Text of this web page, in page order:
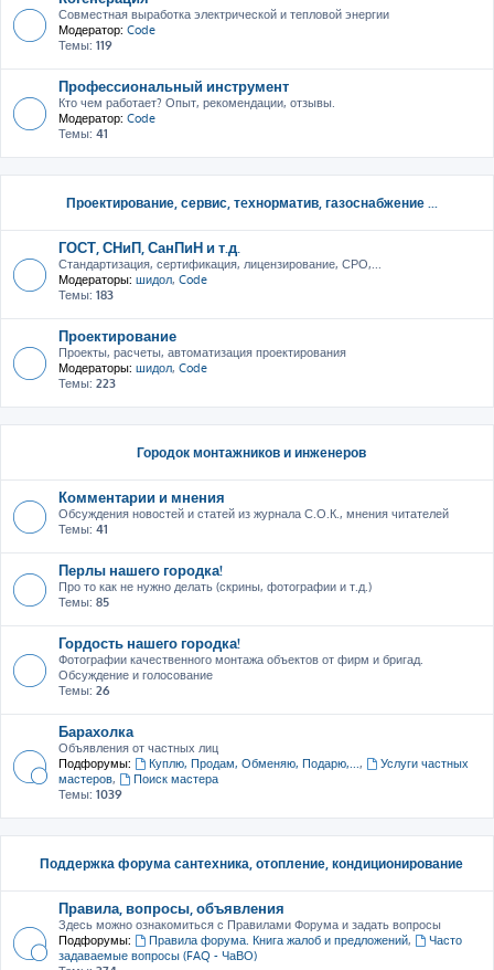
Совместная выработка электрической и тепловой энергии
Модератор: Code
Темы: 119
Профессиональный инструмент
Кто чем работает? Опыт, рекомендации, отзывы.
Модератор: Code
Темы: 41
Проектирование, сервис, тeхнорматив, газоснабжение ...
ГОСТ, СНиП, СанПиН и т.д.
Стандартизация, сертификация, лицензирование, СРО,...
Модераторы: шидол, Code
Темы: 183
Проектирование
Проекты, расчеты, автоматизация проектирования
Модераторы: шидол, Code
Темы: 223
Городок монтажников и инженеров
Комментарии и мнения
Обсуждения новостей и статей из журнала С.О.К., мнения читателей
Темы: 41
Перлы нашего городка!
Про то как не нужно делать (скрины, фотографии и т.д.)
Темы: 85
Гордость нашего городка!
Фотографии качественного монтажа объектов от фирм и бригад.
Обсуждение и голосование
Темы: 26
Барахолка
Объявления от частных лиц
Подфорумы:
Куплю, Продам, Обменяю, Подарю,...,
Услуги частных
мастеров,
Поиск мастера
Темы: 1039
Поддержка форума сантехника, отопление, кондиционирование
Правила, вопросы, объявления
Здесь можно ознакомиться с Правилами Форума и задать вопросы
Подфорумы:
Правила форума. Книга жалоб и предложений,
Часто
задаваемые вопросы (FAQ - ЧаВО)